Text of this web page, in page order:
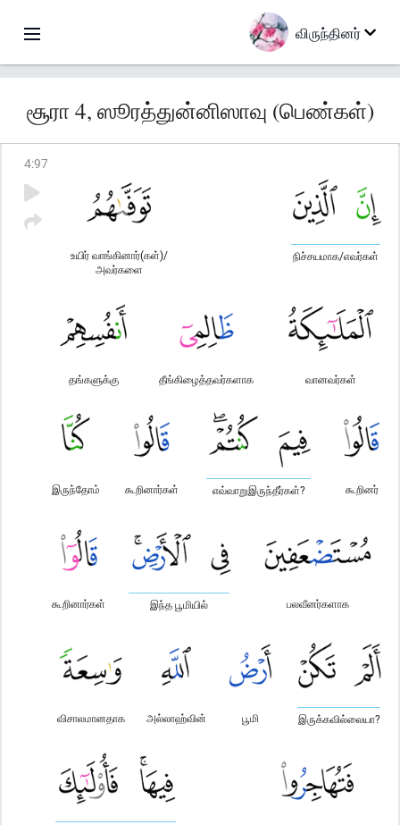
விருந்தினர்
சூரா 4, ஸூரத்துன்னிஸாவு (பெண்கள்)
4:97
நிச்சயமாக/எவர்கள்
உயிர் வாங்கினார்(கள்)/
அவர்களை
வானவர்கள்
தீங்கிழைத்தவர்களாக
தங்களுக்கு
கூறினர்
எவ்வாறுஇருந்தீர்கள்?
கூறினார்கள்
இருந்தோம்
பலவீனர்களாக
இந்த பூமியில்
கூறினார்கள்
இருக்கவில்லையா?
பூமி
அல்லாஹ்வின்
விசாலமானதாக